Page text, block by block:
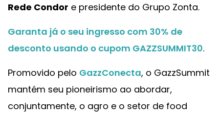
Rede Condor e presidente do Grupo Zonta.
Garanta já o seu ingresso com 30% de
desconto usando o cupom GAZZSUMMIT30.
Promovido pelo GazzConecta, o GazzSummit
mantém seu pioneirismo ao abordar,
conjuntamente, o agro e o setor de food